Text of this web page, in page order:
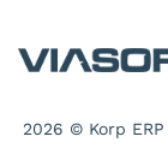
2026 © Korp